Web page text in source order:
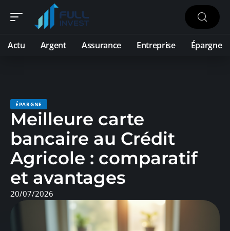
Actu Argent Assurance Entreprise Épargne
ÉPARGNE
Meilleure carte
bancaire au Crédit
Agricole : comparatif
et avantages
20/07/2026